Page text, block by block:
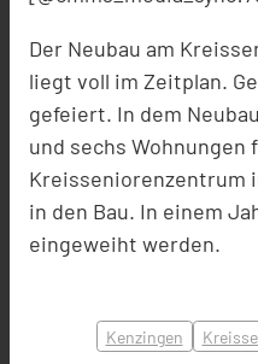
Der Neubau am
liegt voll im Zeitplan.
gefeiert. In dem
und sechs Wohnungen
Kreisseniorenzentrum
in den Bau. In einem
eingeweiht werden.
Kenzingen